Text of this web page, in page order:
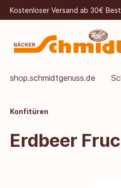
Kostenloser Versand ab 30€
shop.schmidtgenuss.de
Konfitüren
Erdbeer